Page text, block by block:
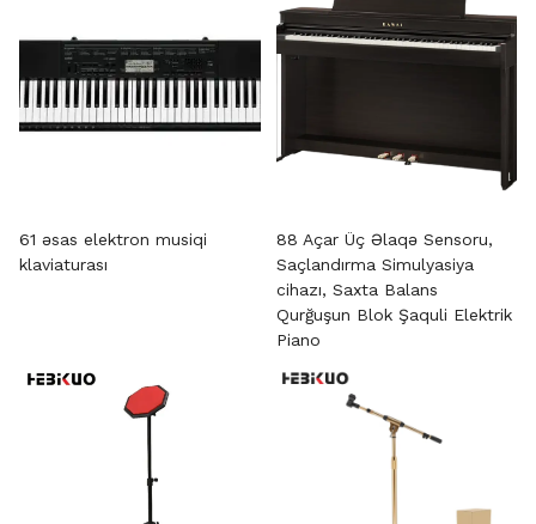
61 əsas elektron musiqi
klaviaturası
88 Açar Üç Əlaqə Sensoru,
Saçlandırma Simulyasiya
cihazı, Saxta Balans
Qurğuşun Blok Şaquli Elektrik
Piano